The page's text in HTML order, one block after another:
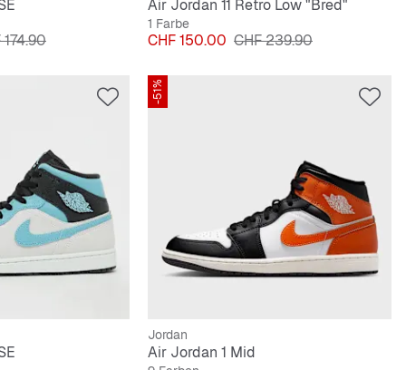
174.90
Air Jordan 11 Retro Low "Bred"
1 Farbe
Preis
CHF 150.00 Originalpreis
CHF 239.90
-51%
Jordan
Air Jordan 1 Mid